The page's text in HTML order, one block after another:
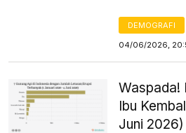
DEMOGRAFI
04/06/2026,
Waspada!
Ibu
Juni 2026)